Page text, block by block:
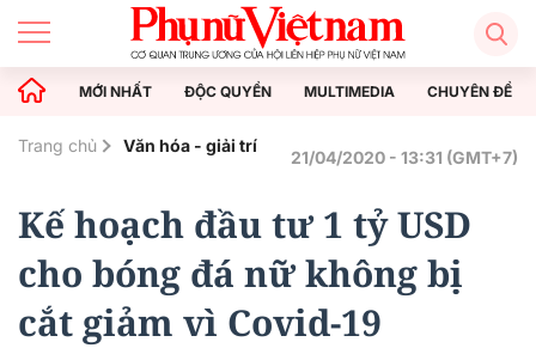
MỚI NHẤT ĐỘC QUYỀN MULTIMEDIA CHUYÊN ĐỀ
Trang chủ Văn hóa - giải trí
21/04/2020 - 13:31 (GMT+7)
Kế hoạch đầu tư 1 tỷ USD
cho bóng đá nữ không bị
cắt giảm vì Covid-19